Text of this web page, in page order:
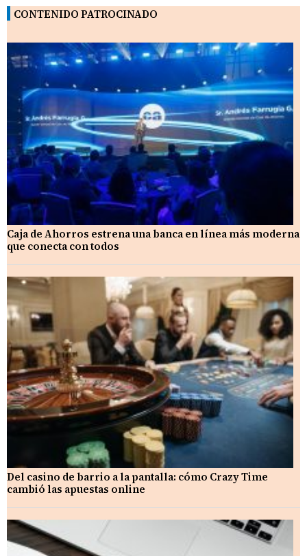
CONTENIDO PATROCINADO
Caja de Ahorros estrena una banca en línea más moderna
que conecta con todos
Del casino de barrio a la pantalla: cómo Crazy Time
cambió las apuestas online